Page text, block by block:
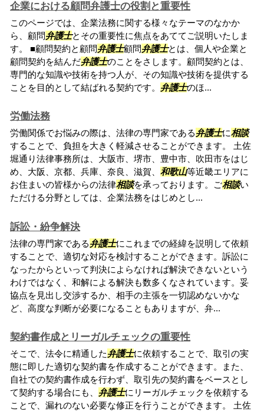
企業における顧問弁護士の役割と重要性
このページでは、企業法務に関する様々なテーマのなかか
ら、顧問弁護士とその重要性に焦点をあててご説明いたしま
す。 ■顧問契約と顧問弁護士顧問弁護士とは、個人や企業と
顧問契約を結んだ弁護士のことをさします。顧問契約とは、
専門的な知識や技術を持つ人が、その知識や技術を提供する
ことを目的として結ばれる契約です。 弁護士のほ...
労働法務
労働関係でお悩みの際は、法律の専門家である弁護士に相談
することで、負担を大きく軽減させることができます。 土佐
堀通り法律事務所は、大阪市、堺市、豊中市、吹田市をはじ
め、大阪、京都、兵庫、奈良、滋賀、 和歌山等近畿エリアに
お住まいの皆様からの法律相談を承っております。ご相談い
ただける分野としては、企業法務をはじめとし...
訴訟・紛争解決
法律の専門家である弁護士にこれまでの経緯を説明して依頼
することで、適切な対応を検討することができます。訴訟に
なったからといって判決によらなければ解決できないという
わけではなく、和解による解決も数多くなされています。妥
協点を見出し交渉するか、相手の主張を一切認めないかな
ど、高度な判断が必要になることもありますが、弁...
契約書作成とリーガルチェックの重要性
そこで、法令に精通した弁護士に依頼することで、取引の実
態に即した適切な契約書を作成することができます。また、
自社での契約書作成を行わず、取引先の契約書をベースとし
て契約する場合にも、 弁護士にリーガルチェックを依頼する
ことで、漏れのない必要な修正を行うことができます。 土佐